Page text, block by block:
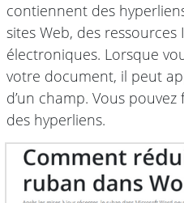
contiennent des
sites Web, des
électroniques. Lorsque
votre document, il peut
d’un champ. Vous
des hyperliens.